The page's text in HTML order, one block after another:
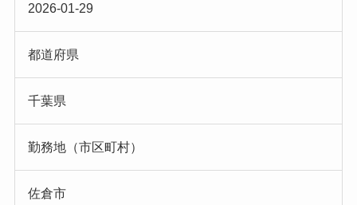
2026-01-29
都道府県
千葉県
勤務地（市区町村）
佐倉市